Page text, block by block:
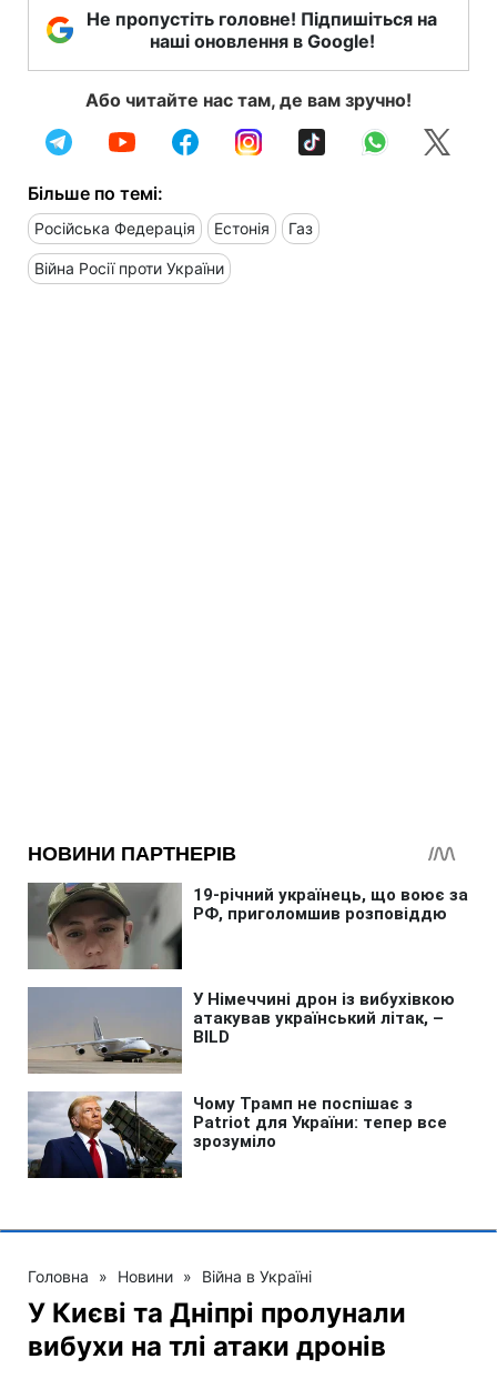
Не пропустіть головне! Підпишіться на
наші оновлення в Google!
Або читайте нас там, де вам зручно!
Більше по темі:
Російська Федерація Естонія Газ
Війна Росії проти України
Головна » Новини » Війна в Україні
У Києві та Дніпрі пролунали
вибухи на тлі атаки дронів